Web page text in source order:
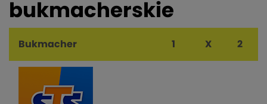
bukmacherskie
Bukmacher 1 X 2